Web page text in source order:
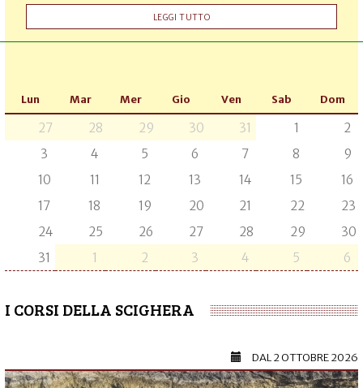
LEGGI TUTTO
Lun Mar Mer Gio Ven Sab Dom
27 28 29 30 31 1
2
3
4 5 6 7 8
9
10
11 12 13 14 15
16
17
18 19 20 21 22
23
24
25 26 27 28 29
30
31
1 2 3 4 5 6
I CORSI DELLA SCIGHERA
DAL2 OTTOBRE 2026